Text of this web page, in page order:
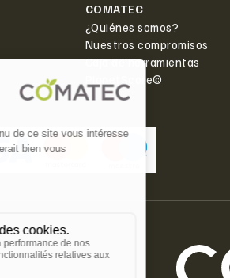
COMATEC
¿Quiénes somos?
Nuestros compromisos
Caja de herramientas
PlanetScore©